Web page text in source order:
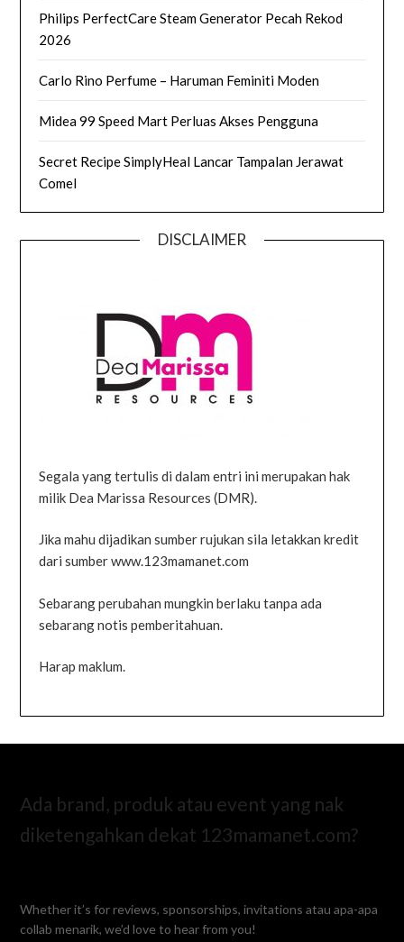
Philips PerfectCare Steam Generator Pecah Rekod
2026
Carlo Rino Perfume – Haruman Feminiti Moden
Midea 99 Speed Mart Perluas Akses Pengguna
Secret Recipe SimplyHeal Lancar Tampalan Jerawat
Comel
DISCLAIMER
Segala yang tertulis di dalam entri ini merupakan hak
milik Dea Marissa Resources (DMR).
Jika mahu dijadikan sumber rujukan sila letakkan kredit
dari sumber www.123mamanet.com
Sebarang perubahan mungkin berlaku tanpa ada
sebarang notis pemberitahuan.
Harap maklum.
Ada brand, produk atau event yang nak
diketengahkan dekat 123mamanet.com?
Whether it’s for reviews, sponsorships, invitations atau apa-apa
collab menarik, we’d love to hear from you!